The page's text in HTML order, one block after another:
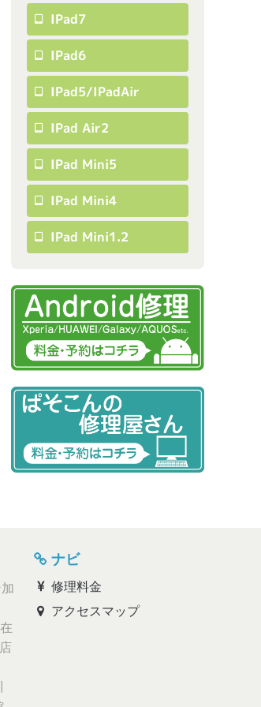
IPad7
IPad6
IPad5/iPadAir
IPad Air2
IPad Mini5
IPad Mini4
IPad Mini1.2
ナビ
修理料金
アクセスマップ